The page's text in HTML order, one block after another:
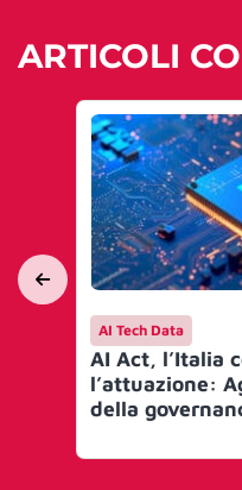
ARTICOLI
AI Tech Data
AI Act, l’Italia
l’attuazione:
della